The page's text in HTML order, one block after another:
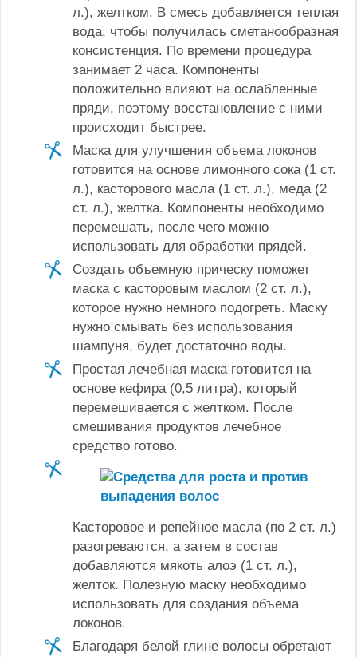
л.), желтком. В смесь добавляется теплая
вода, чтобы получилась сметанообразная
консистенция. По времени процедура
занимает 2 часа. Компоненты
положительно влияют на ослабленные
пряди, поэтому восстановление с ними
происходит быстрее.
Маска для улучшения объема локонов
готовится на основе лимонного сока (1 ст.
л.), касторового масла (1 ст. л.), меда (2
ст. л.), желтка. Компоненты необходимо
перемешать, после чего можно
использовать для обработки прядей.
Создать объемную прическу поможет
маска с касторовым маслом (2 ст. л.),
которое нужно немного подогреть. Маску
нужно смывать без использования
шампуня, будет достаточно воды.
Простая лечебная маска готовится на
основе кефира (0,5 литра), который
перемешивается с желтком. После
смешивания продуктов лечебное
средство готово.
Касторовое и репейное масла (по 2 ст. л.)
разогреваются, а затем в состав
добавляются мякоть алоэ (1 ст. л.),
желток. Полезную маску необходимо
использовать для создания объема
локонов.
Благодаря белой глине волосы обретают